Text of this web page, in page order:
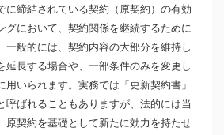
に締結されている契約（原契約）の有効
グにおいて、契約関係を継続するために
一般的には、契約内容の大部分を維持し
延長する場合や、一部条件のみを変更し
いられます。実務では「更新契約書」
呼ばれることもありますが、法的には当
原契約を基礎として新たに効力を持たせ